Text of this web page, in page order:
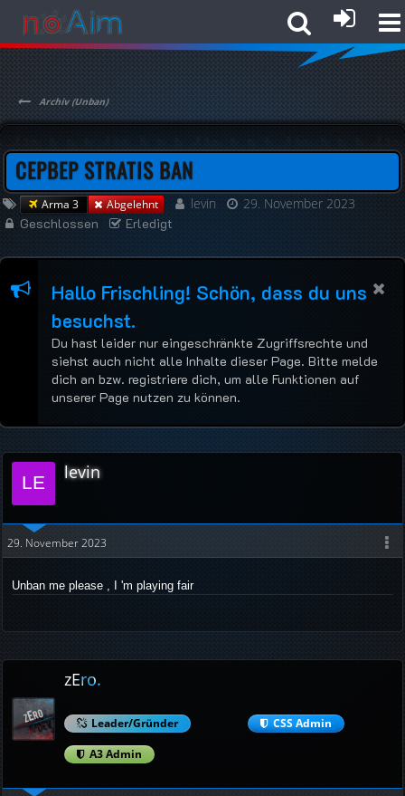
Archiv (Unban)
СЕРВЕР STRATIS BAN
Arma 3 Abgelehnt levin
29. November 2023
Geschlossen
Erledigt
Hallo Frischling! Schön, dass du uns
besuchst.
Du hast leider nur eingeschränkte Zugriffsrechte und
siehst auch nicht alle Inhalte dieser Page. Bitte melde
dich an bzw. registriere dich, um alle Funktionen auf
unserer Page nutzen zu können.
levin
29. November 2023
Unban me please , I 'm playing fair
zEro.
Leader/Gründer
CSS Admin
A3 Admin